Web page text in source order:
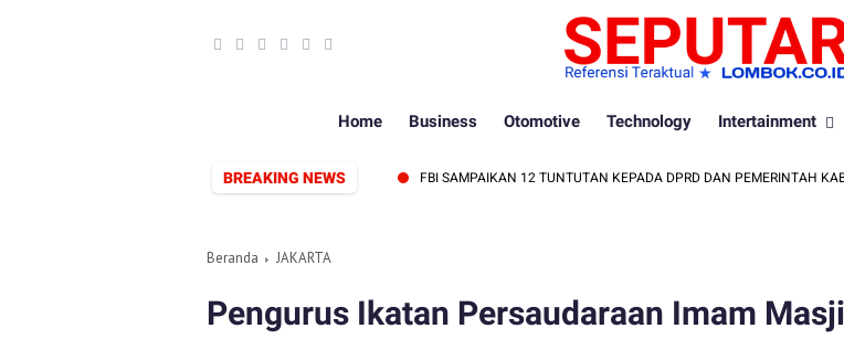
Home Business Otomotive Technology Intertainment
BREAKING NEWS
SIAP PERKUAT SINERGI PERS DAN PEMERINTAH FBI SAMPAIKAN 12 TUNTUTAN KEPADA DPRD DAN PEMERINTAH
Beranda JAKARTA
Pengurus Ikatan Persaudaraan Imam